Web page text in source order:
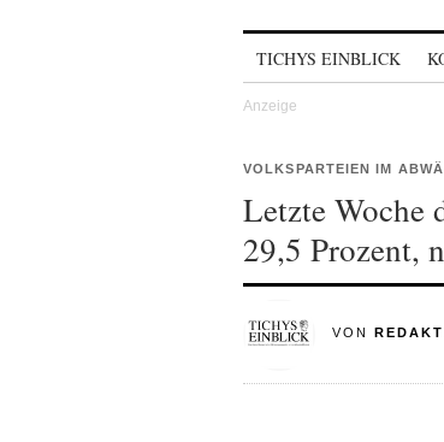
TICHYS EINBLICK
VOLKSPARTEIEN IM
Letzte Woche
29,5 Prozent,
VON